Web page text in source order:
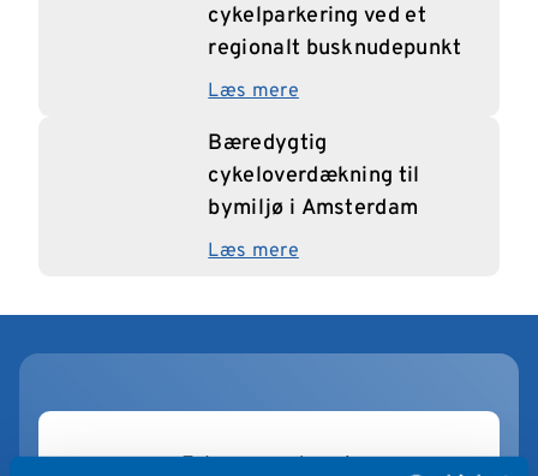
cykelparkering ved et
regionalt busknudepunkt
Læs mere
Bæredygtig
cykeloverdækning til
bymiljø i Amsterdam
Læs mere
Falco er partner i: